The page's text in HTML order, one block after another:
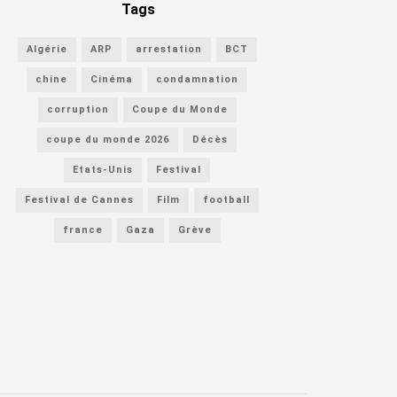
Tags
Algérie ARP arrestation BCT
chine Cinéma condamnation
corruption Coupe du Monde
coupe du monde 2026 Décès
Etats-Unis Festival
Festival de Cannes Film football
france Gaza Grève